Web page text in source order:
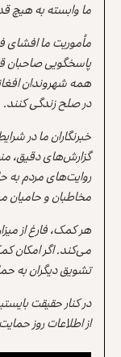
ما وابسته به هیچ
مأموریت ما افشای
پاسخگویی صاحبان
همه شهروندان
در صلح زندگی کنند.
خبرنگاران ما در
گزارش‌های دقیق،
روایت‌های مردم به
مخاطبان و
هر کمک، فارغ از
می‌کند. اگر امکان
تشویق دیگران به
در کنار حقیقت
از اطلاعات روز